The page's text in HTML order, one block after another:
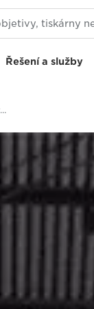
Řešení a služby
Jak zachytit vítězné sportovní fotografie